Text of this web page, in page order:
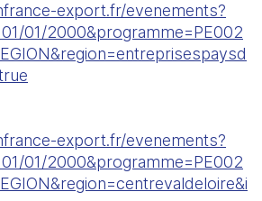
export.fr/evenements?
01/2000&programme=PE002
export.fr/evenements?
01/2000&programme=PE002